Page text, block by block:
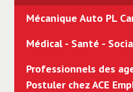
Mécanique Auto PL
Médical - Santé -
Professionnels des
Postuler chez ACE